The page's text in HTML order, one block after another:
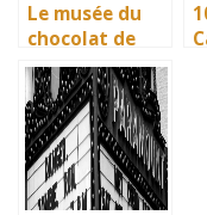
Le musée du
chocolat de
Bayonne : la
mémoire
vivante des
artisans
basques